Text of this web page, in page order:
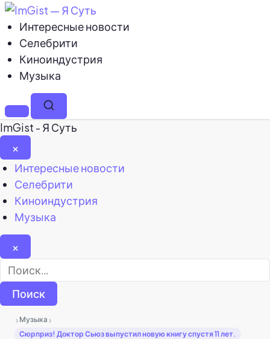
Интересные новости
Селебрити
Киноиндустрия
Музыка
МенюПоиск
ImGist - Я Суть
×
Закрыть
меню
Интересные новости
Селебрити
Киноиндустрия
Музыка
×
Найти:
› Музыка ›
Сюрприз! Доктор Сьюз выпустил новую книгу спустя 11 лет.